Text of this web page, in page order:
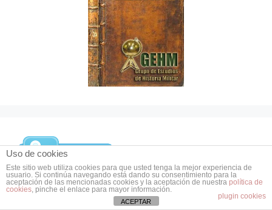
Uso de cookies
Este sitio web utiliza cookies para que usted tenga la mejor experiencia de
usuario. Si continúa navegando está dando su consentimiento para la
aceptación de las mencionadas cookies y la aceptación de nuestra política de
cookies, pinche el enlace para mayor información.
plugin cookies
ACEPTAR